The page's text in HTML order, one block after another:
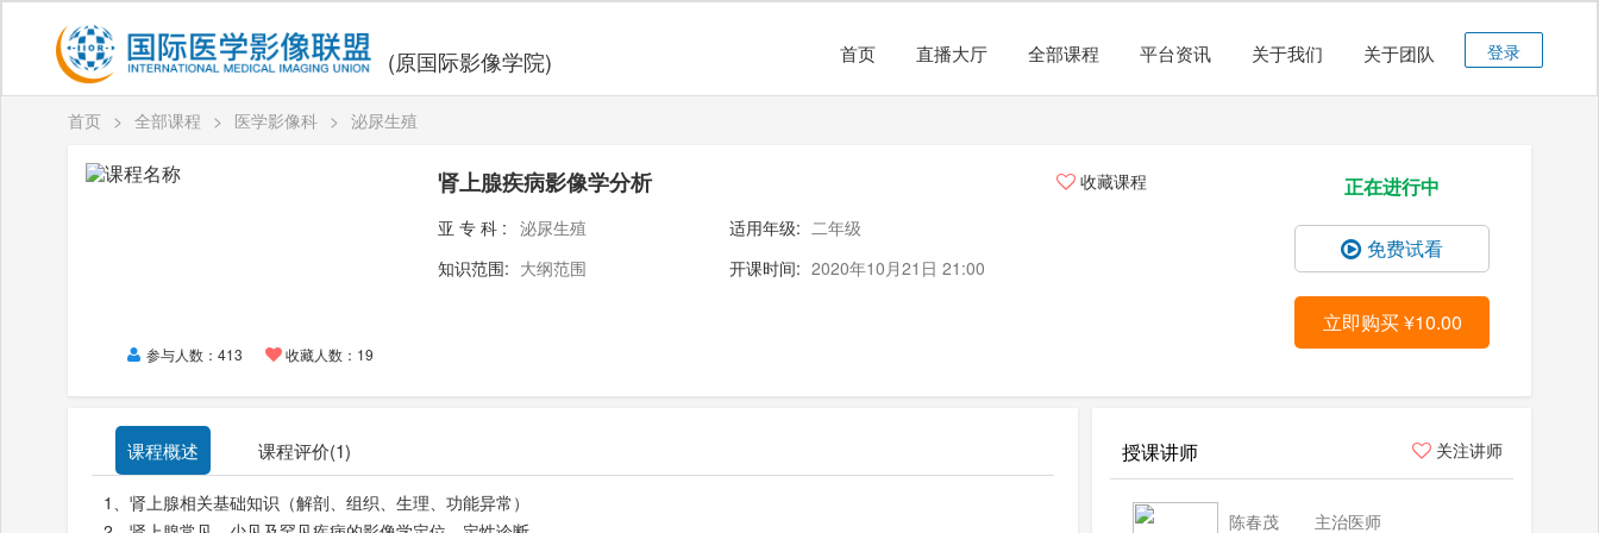
(原国际影像学院) 首页 直播大厅 全部课程 平台资讯 关于我们 关于团队 登录
首页 > 全部课程 > 医学影像科 > 泌尿生殖
参与人数：413 收藏人数：19
肾上腺疾病影像学分析
收藏课程
亚专科: 泌尿生殖 适用年级: 二年级
知识范围: 大纲范围 开课时间: 2020年10月21日 21:00
正在进行中
免费试看
立即购买 ¥10.00
课程概述 课程评价(1)
1、肾上腺相关基础知识（解剖、组织、生理、功能异常）
授课讲师 关注讲师
陈春茂
主治医师